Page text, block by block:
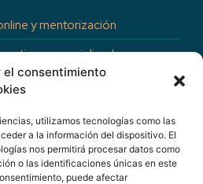
el consentimiento
utilizamos tecnologías como las
a la información del dispositivo. El
nos permitirá procesar datos como
o las identificaciones únicas en este
puede afectar
y mentorización
especializados
de Comunicación empresarial
corporativos
y notas de prensa